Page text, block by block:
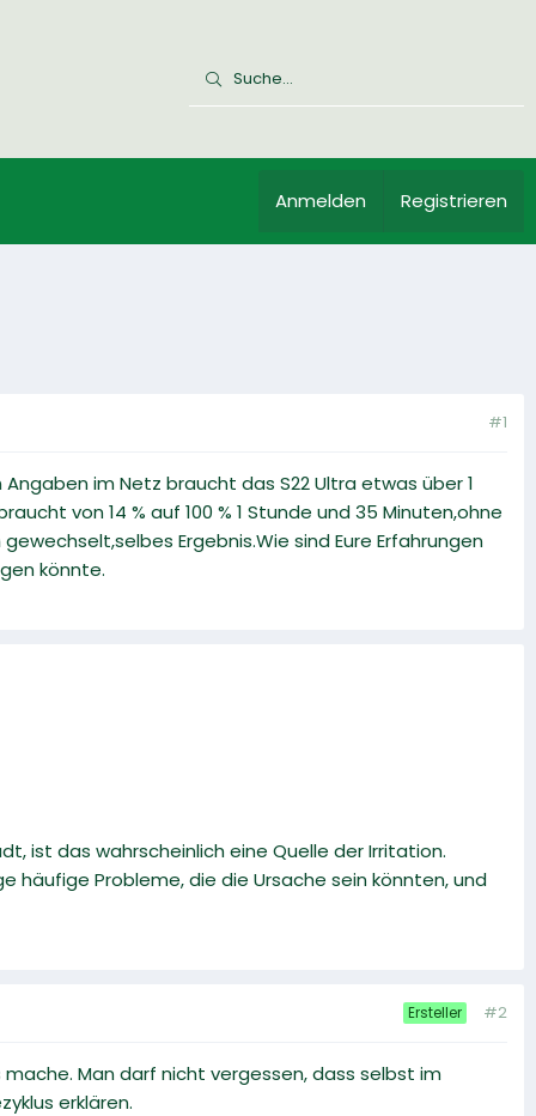
Anmelden Registrieren
#1
im Netz braucht das S22 Ultra etwas über 1
von 14 % auf 100 % 1 Stunde und 35 Minuten,ohne
Ergebnis.Wie sind Eure Erfahrungen
könnte.
ist das wahrscheinlich eine Quelle der Irritation.
häufige Probleme, die die Ursache sein könnten, und
Ersteller #2
Man darf nicht vergessen, dass selbst im
erklären.